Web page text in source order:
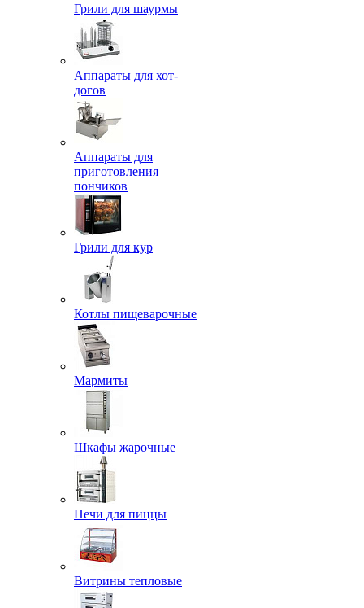
Грили для шаурмы
Аппараты для хот-
догов
Аппараты для
приготовления
пончиков
Грили для кур
Котлы пищеварочные
Мармиты
Шкафы жарочные
Печи для пиццы
Витрины тепловые